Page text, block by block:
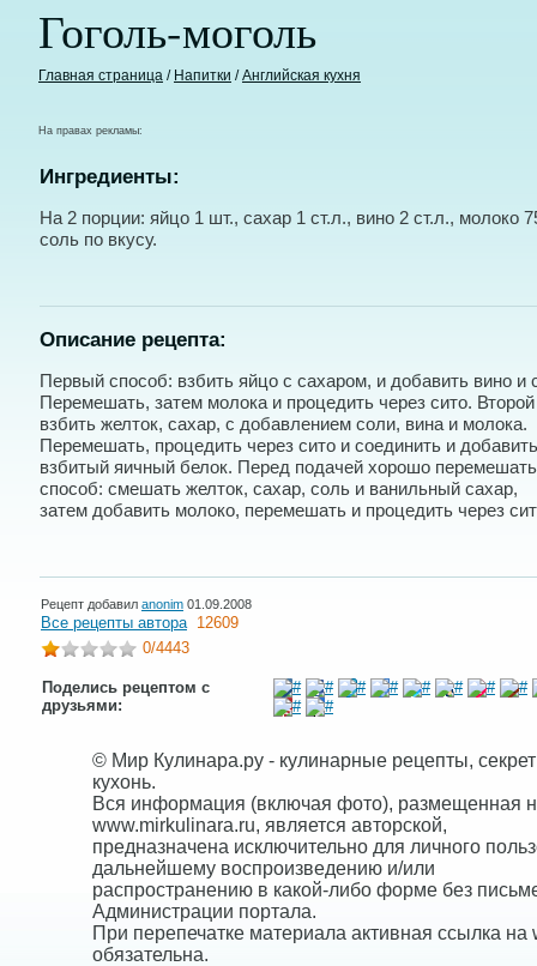
Гоголь-моголь
Главная страница / Напитки /Английская кухня
На правах рекламы:
Ингредиенты:
На 2 порции: яйцо 1 шт., сахар 1 ст.л., вино 2 ст.л., молоко
соль по вкусу.
Описание рецепта:
Первый способ: взбить яйцо с сахаром, и добавить вино и
Перемешать, затем молока и процедить через сито.
взбить желток, сахар, с добавлением соли, вина и молока.
Перемешать, процедить через сито и соединить и добавить
взбитый яичный белок. Перед подачей хорошо
способ: смешать желток, сахар, соль и ванильный сахар,
затем добавить молоко, перемешать и процедить через
Рецепт добавил anonim 01.09.2008
Все рецепты автора 12609
0/4443
Поделись рецептом с
друзьями:
© Мир Кулинара.ру - кулинарные рецепты,
кухонь.
Вся информация (включая фото), размещенная
www.mirkulinara.ru, является авторской,
предназначена исключительно для личного
дальнейшему воспроизведению и/или
распространению в какой-либо форме без
Администрации портала.
При перепечатке материала активная ссылка на
обязательна.